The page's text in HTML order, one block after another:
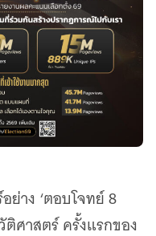
ย่าง ‘ตอบโจทย์ 8
ติศาสตร์ ครั้งแรกของ